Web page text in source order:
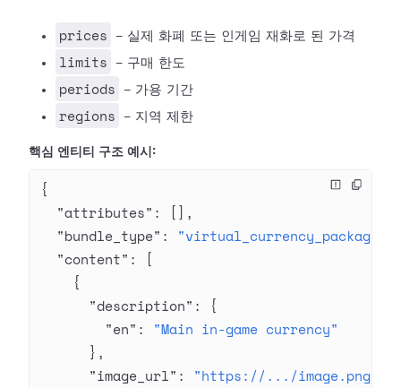
prices - 실제 화폐 또는 인게임 재화로 된 가격
limits - 구매 한도
periods - 가용 기간
regions - 지역 제한
핵심 엔티티 구조 예시:
{
  "attributes"
: [],
  "bundle_type"
: "virtual_currency_package"
  "content"
: [
    {
      "description"
: {
        "en"
: "Main in-game currency"
      },
      "image_url"
: "https://.../image.png"